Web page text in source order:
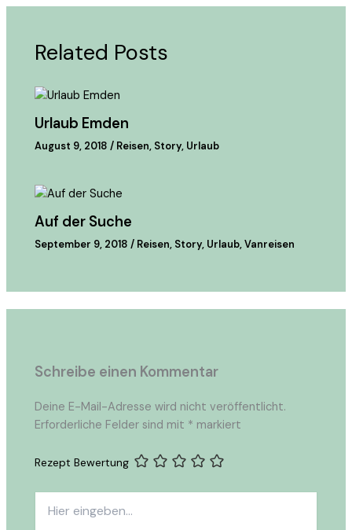
Related Posts
Urlaub Emden
August 9, 2018/ Reisen, Story, Urlaub
Auf der Suche
September 9, 2018/ Reisen, Story, Urlaub,Vanreisen
Schreibe einen Kommentar
Deine E-Mail-Adresse wird nicht veröffentlicht.
Erforderliche Felder sind mit * markiert
Rezept Bewertung
eingeben…